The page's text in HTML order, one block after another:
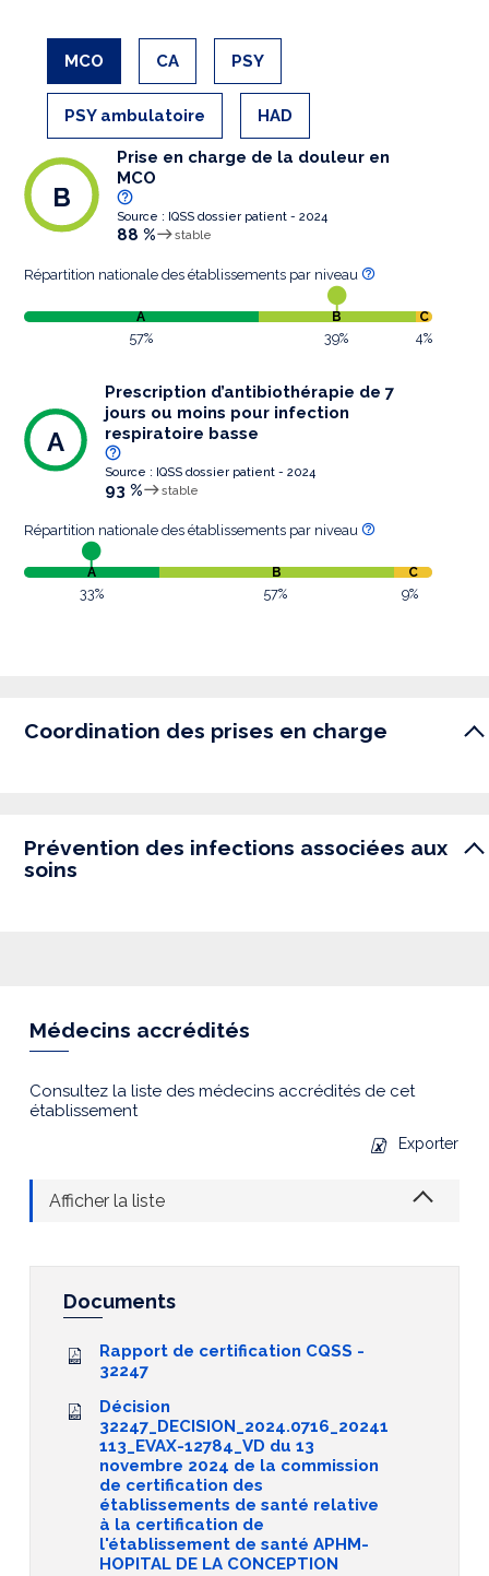
MCO CA PSY
PSY ambulatoire HAD
Prise en charge de la douleur en
MCO
Source : IQSS dossier patient - 2024
88 % stable
B
Répartition nationale des établissements par niveau
A B C
57% 39% 4%
Prescription d’antibiothérapie de 7
jours ou moins pour infection
respiratoire basse
Source : IQSS dossier patient - 2024
93 % stable
A
Répartition nationale des établissements par niveau
A B C
33% 57% 9%
Coordination des prises en charge
Prévention des infections associées aux
soins
Médecins accrédités
Consultez la liste des médecins accrédités de cet
établissement
Exporter
Afficher la liste
Documents
Rapport de certification CQSS -
32247
Décision
32247_DECISION_2024.0716_20241
113_EVAX-12784_VD du 13
novembre 2024 de la commission
de certification des
établissements de santé relative
à la certification de
l'établissement de santé APHM-
HOPITAL DE LA CONCEPTION